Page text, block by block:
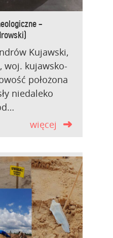
–
Kujawski,
woj. kujawsko-
położona
niedaleko
więcej